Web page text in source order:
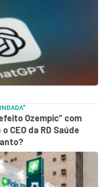
Ozempic” com
CEO da RD Saúde